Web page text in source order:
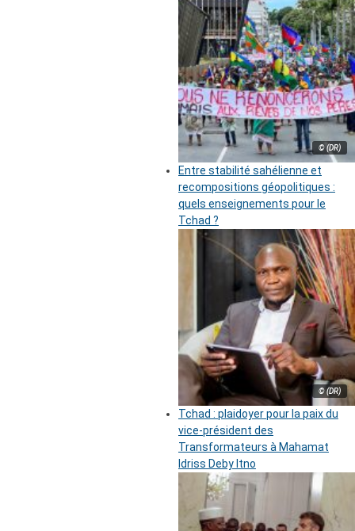
© (DR)
Entre stabilité sahélienne et
recompositions géopolitiques :
quels enseignements pour le
Tchad ?
© (DR)
Tchad : plaidoyer pour la paix du
vice-président des
Transformateurs à Mahamat
Idriss Deby Itno